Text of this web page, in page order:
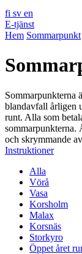
fi sv en
E-tjänst
Hem Sommarpunkt
Sommarpunkterna
blandavfall årligen
runt. Alla som
sommarpunkterna.
och skrymmande
Instruktioner
Alla
Vörå
Vasa
Korsholm
Malax
Korsnäs
Storkyro
Öppet året